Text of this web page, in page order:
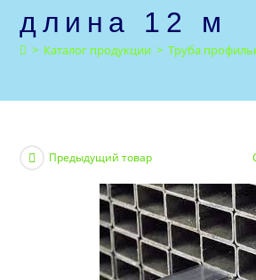
длина 12 м
> Каталог продукции > Труба
Предыдущий товар